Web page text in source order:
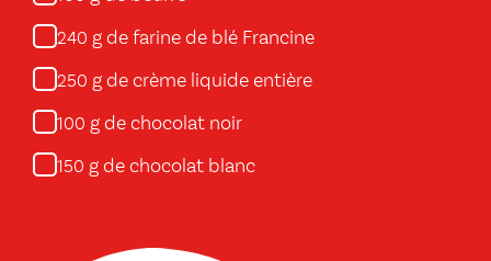
240 g de farine de blé Francine
250 g de crème liquide entière
100 g de chocolat noir
150 g de chocolat blanc